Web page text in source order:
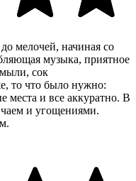
мелочей, начиная со
музыка, приятное
сок
то что было нужно:
места и все аккуратно. В
и угощениями.